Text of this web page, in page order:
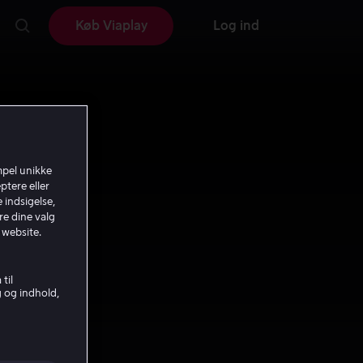
Køb Viaplay Log ind
unikke
eller
dine valg
til
indhold,